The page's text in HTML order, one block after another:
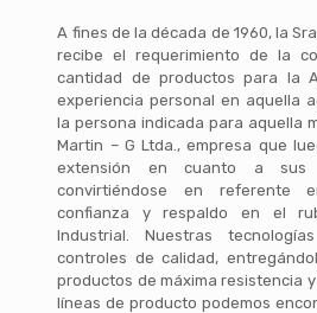
A fines de la década de 1960, la
recibe el requerimiento de la
cantidad de productos para la
experiencia personal en aquella
la persona indicada para aquella
Martin – G Ltda., empresa que
extensión en cuanto a sus
convirtiéndose en referente
confianza y respaldo en el
Industrial. Nuestras
controles de calidad,
productos de máxima resistencia
líneas de producto podemos